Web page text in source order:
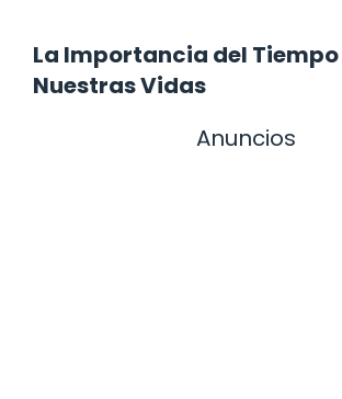
La Importancia del Tiempo
Nuestras Vidas
Anuncios